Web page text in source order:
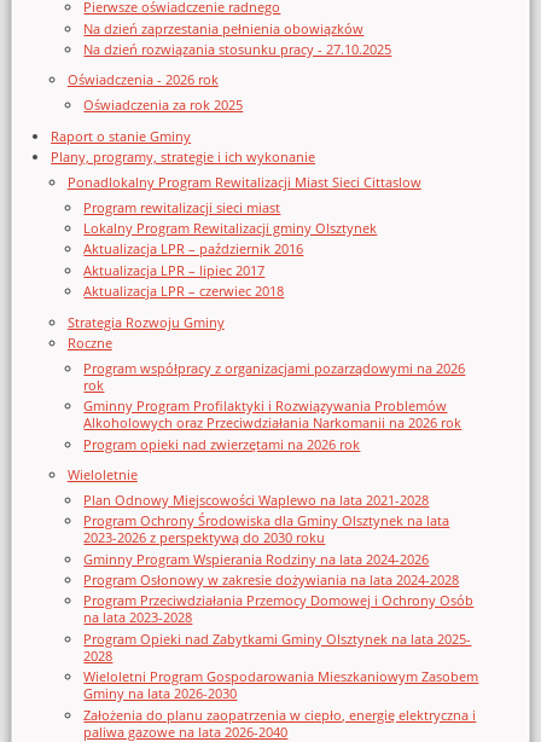
Pierwsze oświadczenie radnego
Na dzień zaprzestania pełnienia obowiązków
Na dzień rozwiązania stosunku pracy - 27.10.2025
Oświadczenia - 2026 rok
Oświadczenia za rok 2025
Raport o stanie Gminy
Plany, programy, strategie i ich wykonanie
Ponadlokalny Program Rewitalizacji Miast Sieci Cittaslow
Program rewitalizacji sieci miast
Lokalny Program Rewitalizacji gminy Olsztynek
Aktualizacja LPR – październik 2016
Aktualizacja LPR – lipiec 2017
Aktualizacja LPR – czerwiec 2018
Strategia Rozwoju Gminy
Roczne
Program współpracy z organizacjami pozarządowymi na 2026
rok
Gminny Program Profilaktyki i Rozwiązywania Problemów
Alkoholowych oraz Przeciwdziałania Narkomanii na 2026 rok
Program opieki nad zwierzętami na 2026 rok
Wieloletnie
Plan Odnowy Miejscowości Waplewo na lata 2021-2028
Program Ochrony Środowiska dla Gminy Olsztynek na lata
2023-2026 z perspektywą do 2030 roku
Gminny Program Wspierania Rodziny na lata 2024-2026
Program Osłonowy w zakresie dożywiania na lata 2024-2028
Program Przeciwdziałania Przemocy Domowej i Ochrony Osób
na lata 2023-2028
Program Opieki nad Zabytkami Gminy Olsztynek na lata 2025-
2028
Wieloletni Program Gospodarowania Mieszkaniowym Zasobem
Gminy na lata 2026-2030
Założenia do planu zaopatrzenia w ciepło, energię elektryczna i
paliwa gazowe na lata 2026-2040